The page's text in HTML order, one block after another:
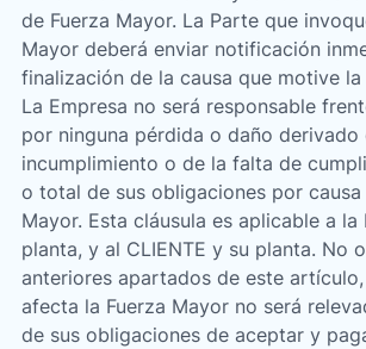
de Fuerza Mayor. La Parte que
Mayor deberá enviar notificación
finalización de la causa que motive la
La Empresa no será responsable
por ninguna pérdida o daño derivado
incumplimiento o de la falta de
o total de sus obligaciones por causa
Mayor. Esta cláusula es aplicable a la
planta, y al CLIENTE y su planta. No
anteriores apartados de este artículo,
afecta la Fuerza Mayor no será
de sus obligaciones de aceptar y